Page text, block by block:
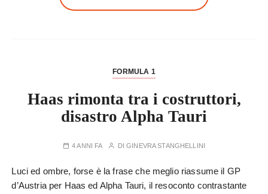
FORMULA 1
Haas rimonta tra i costruttori,
disastro Alpha Tauri
4 ANNI FA DIGINEVRA STANGHELLINI
Luci ed ombre, forse è la frase che meglio riassume il GP
d’Austria per Haas ed Alpha Tauri, il resoconto contrastante